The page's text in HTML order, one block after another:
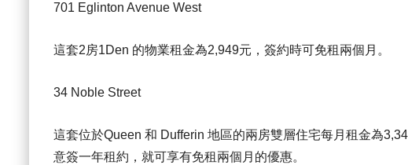
701 Eglinton Avenue West
這套2房1Den 的物業租金為2,949元，簽約時可免租兩個月。
34 Noble Street
這套位於Queen 和 Dufferin 地區的兩房雙層住宅每月租金為
意簽一年租約，就可享有免租兩個月的優惠。